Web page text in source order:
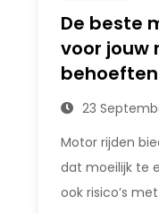
De beste
voor jouw
behoeften
23
Motor rijden
dat moeilijk te
ook risico’s